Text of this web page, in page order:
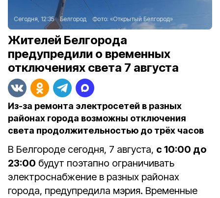
Сегодня, 12:35 Белгород Фото: «Открытый Белгород»
Жителей Белгорода
предупредили о временных
отключениях света 7 августа
Из-за ремонта электросетей в разных
районах города возможны отключения
света продолжительностью до трёх часов
В Белгороде сегодня, 7 августа, с 10:00 до
23:00 будут поэтапно ограничивать
электроснабжение в разных районах
города, предупредила мэрия. Временные